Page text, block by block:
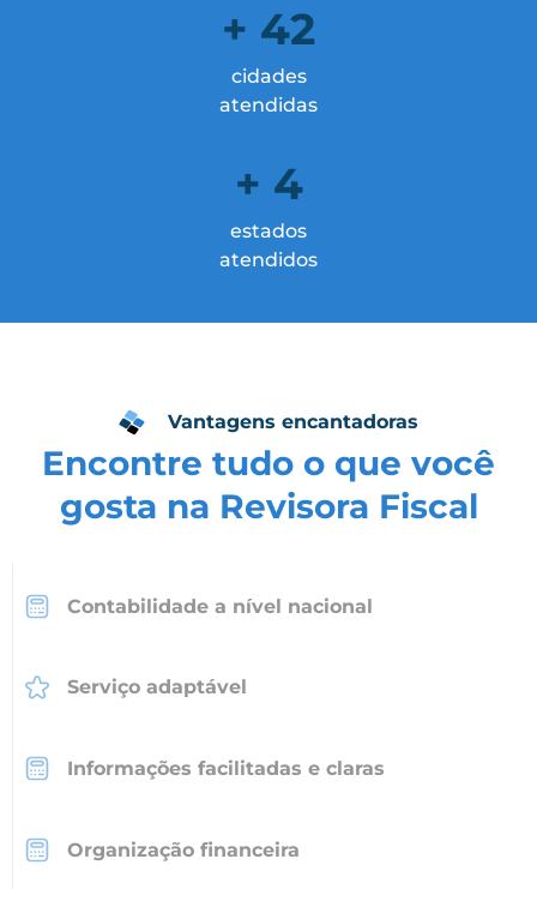
+ 42
cidades
atendidas
+ 4
estados
atendidos
Vantagens encantadoras
Encontre tudo o que você
gosta na Revisora Fiscal
Contabilidade a nível nacional
Serviço adaptável
Informações facilitadas e claras
Organização financeira